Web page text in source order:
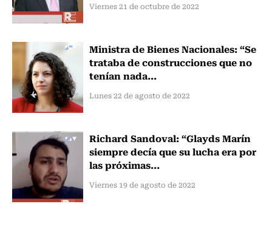
Viernes 21 de octubre de 2022
Ministra de Bienes Nacionales: “Se
trataba de construcciones que no
tenían nada...
Lunes 22 de agosto de 2022
Richard Sandoval: “Glayds Marín
siempre decía que su lucha era por
las próximas...
Viernes 19 de agosto de 2022